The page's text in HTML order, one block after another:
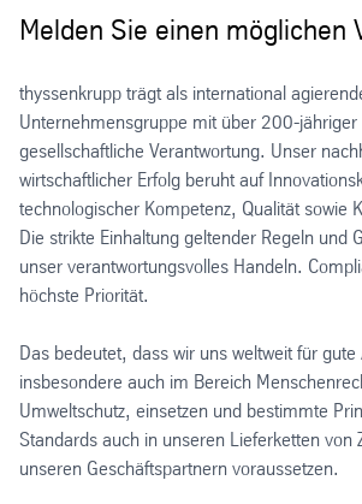
Melden Sie einen möglichen
thyssenkrupp trägt als international
Unternehmensgruppe mit über 200-jähriger
gesellschaftliche Verantwortung. Unser
wirtschaftlicher Erfolg beruht auf
technologischer Kompetenz, Qualität sowie
Die strikte Einhaltung geltender Regeln und
unser verantwortungsvolles Handeln.
höchste Priorität.
Das bedeutet, dass wir uns weltweit für
insbesondere auch im Bereich
Umweltschutz, einsetzen und bestimmte
Standards auch in unseren Lieferketten von
unseren Geschäftspartnern voraussetzen.